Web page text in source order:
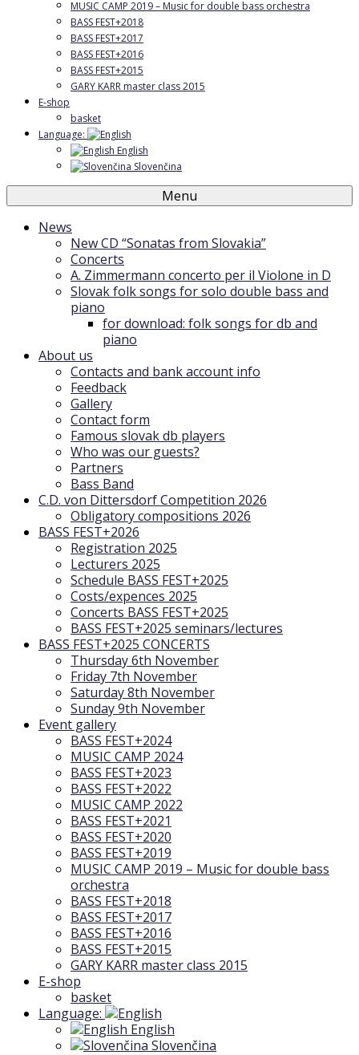
MUSIC CAMP 2019 – Music for double bass orchestra
BASS FEST+2018
BASS FEST+2017
BASS FEST+2016
BASS FEST+2015
GARY KARR master class 2015
E-shop
basket
Language:
English
Slovenčina
Menu
News
New CD “Sonatas from Slovakia”
Concerts
A. Zimmermann concerto per il Violone in D
Slovak folk songs for solo double bass and
piano
for download: folk songs for db and
piano
About us
Contacts and bank account info
Feedback
Gallery
Contact form
Famous slovak db players
Who was our guests?
Partners
Bass Band
C.D. von Dittersdorf Competition 2026
Obligatory compositions 2026
BASS FEST+2026
Registration 2025
Lecturers 2025
Schedule BASS FEST+2025
Costs/expences 2025
Concerts BASS FEST+2025
BASS FEST+2025 seminars/lectures
BASS FEST+2025 CONCERTS
Thursday 6th November
Friday 7th November
Saturday 8th November
Sunday 9th November
Event gallery
BASS FEST+2024
MUSIC CAMP 2024
BASS FEST+2023
BASS FEST+2022
MUSIC CAMP 2022
BASS FEST+2021
BASS FEST+2020
BASS FEST+2019
MUSIC CAMP 2019 – Music for double bass
orchestra
BASS FEST+2018
BASS FEST+2017
BASS FEST+2016
BASS FEST+2015
GARY KARR master class 2015
E-shop
basket
Language:
English
Slovenčina